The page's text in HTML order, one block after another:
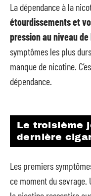
La dépendance à la
étourdissements et
pression au niveau
symptômes les plus
manque de nicotine.
dépendance.
Le troisième
dernière
Les premiers
ce moment du